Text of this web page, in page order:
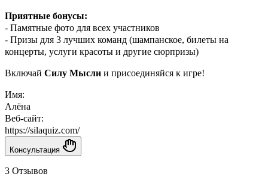
Приятные бонусы:
- Памятные фото для всех участников
- Призы для 3 лучших команд (шампанское, билеты на
концерты, услуги красоты и другие сюрпризы)
Включай Силу Мысли и присоединяйся к игре!
Имя:
Алёна
Веб-сайт:
https://silaquiz.com/
Консультация
3 Отзывов